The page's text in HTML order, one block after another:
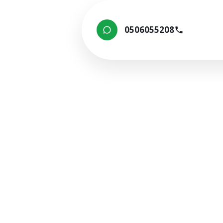
0506055208